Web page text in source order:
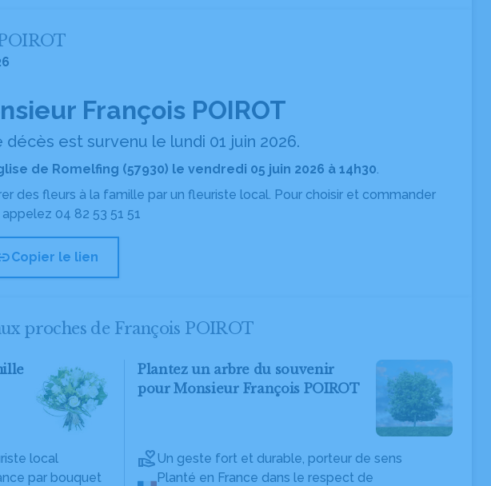
François POIROT
décès est survenu le lundi 01 juin 2026.
de Romelfing (57930) le vendredi 05 juin 2026 à 14h30.
des fleurs à la famille par un fleuriste local. Pour choisir et commander
appelez 04 82 53 51 51
Copier le lien
proches de François POIROT
local
par bouquet
Plantez un arbre du souvenir
pour Monsieur François POIROT
Un geste fort et durable, porteur de sens
Planté en France dans le respect de